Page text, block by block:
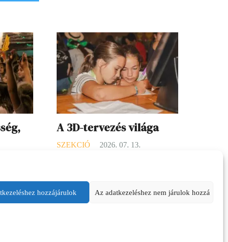
hozzájárulok Az adatkezeléshez nem járulok hozzá
A 3D-tervezés világa
SZEKCIÓ 2026. 07. 13.
áll ahhoz, amit a gyerekek ösztönösen
szeretnek csinálni: kitalálni, építeni,